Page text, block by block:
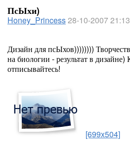
ПсЫхи)
Honey_Princess28-10-2007 21:13
Дизайн для псЫхов))))))))
на биологии - результат в дизайне)
отписывайтесь!
[699x504]